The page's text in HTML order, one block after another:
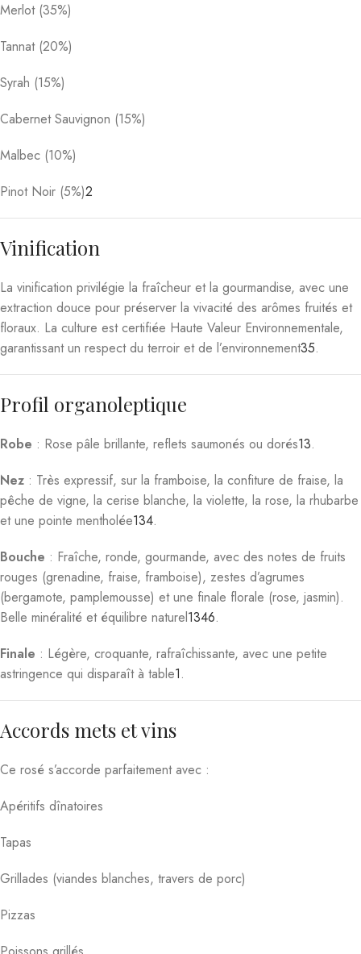
Merlot (35%)
Tannat (20%)
Syrah (15%)
Cabernet Sauvignon (15%)
Malbec (10%)
Pinot Noir (5%)2
Vinification
La vinification privilégie la fraîcheur et la gourmandise, avec une
extraction douce pour préserver la vivacité des arômes fruités et
floraux. La culture est certifiée Haute Valeur Environnementale,
garantissant un respect du terroir et de l’environnement35.
Profil organoleptique
Robe : Rose pâle brillante, reflets saumonés ou dorés13.
Nez : Très expressif, sur la framboise, la confiture de fraise, la
pêche de vigne, la cerise blanche, la violette, la rose, la rhubarbe
et une pointe mentholée134.
Bouche : Fraîche, ronde, gourmande, avec des notes de fruits
rouges (grenadine, fraise, framboise), zestes d’agrumes
(bergamote, pamplemousse) et une finale florale (rose, jasmin).
Belle minéralité et équilibre naturel1346.
Finale : Légère, croquante, rafraîchissante, avec une petite
astringence qui disparaît à table1.
Accords mets et vins
Ce rosé s’accorde parfaitement avec :
Apéritifs dînatoires
Tapas
Grillades (viandes blanches, travers de porc)
Pizzas